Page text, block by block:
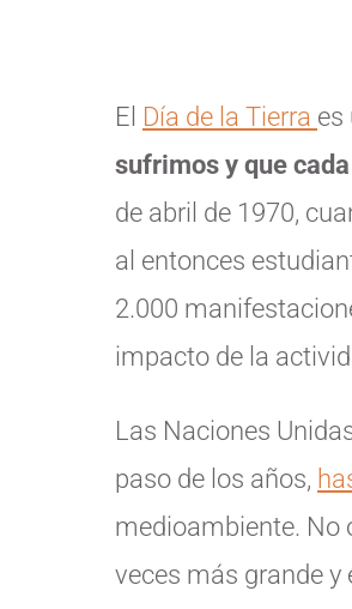
El Día de la Tierra es
sufrimos y que
de abril de 1970,
al entonces
2.000
impacto de la
Las Naciones
paso de los años,
medioambiente. No
veces más grande y